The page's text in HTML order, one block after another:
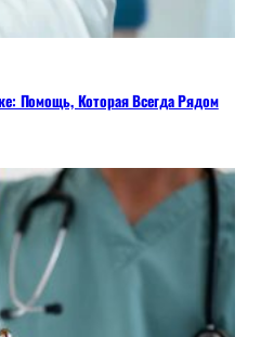
Помощь, Которая Всегда Рядом